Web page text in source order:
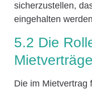
sicherzustellen,
eingehalten
5.2 Die
Die im Mietvertrag